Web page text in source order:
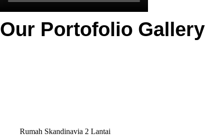
Our Portofolio Gallery
Rumah Skandinavia 2 Lantai